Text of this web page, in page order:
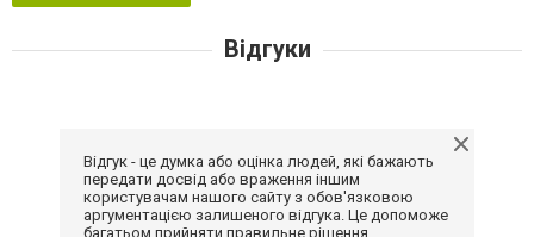
Відгуки
Відгук - це думка або оцінка людей, які бажають
передати досвід або враження іншим
користувачам нашого сайту з обов'язковою
аргументацією залишеного відгука. Це допоможе
багатьом прийняти правильне рішення.